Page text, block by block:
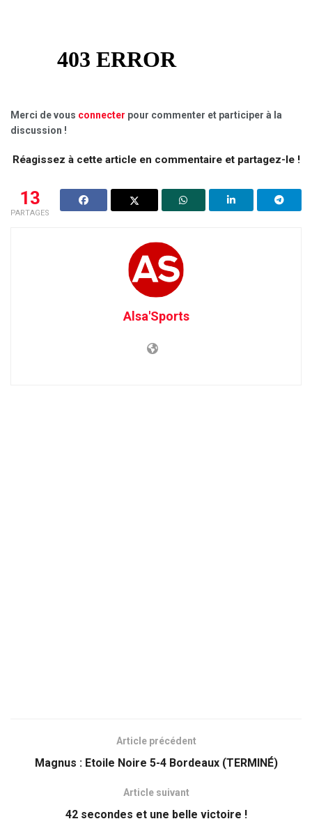
Merci de vous connecter pour commenter et participer à la
discussion !
Réagissez à cette article en commentaire et partagez-le !
13
PARTAGES
Alsa'Sports
Article précédent
Magnus : Etoile Noire 5-4 Bordeaux (TERMINÉ)
Article suivant
42 secondes et une belle victoire !